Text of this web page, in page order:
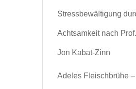
Stressbewältigung
Achtsamkeit nach
Jon Kabat-Zinn
Adeles Fleischbrühe –